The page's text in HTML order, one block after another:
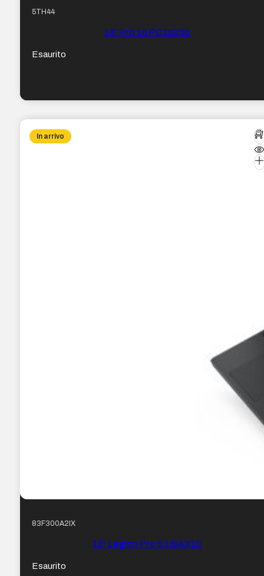
5TH44
16″ Pro 16 PC16250
Esaurito
In arrivo
83F300A2IX
16″ Legion Pro 5 16IAX10
Esaurito